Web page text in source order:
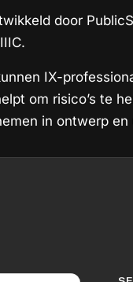
door
IX-
om risico’s te
in ontwerp en